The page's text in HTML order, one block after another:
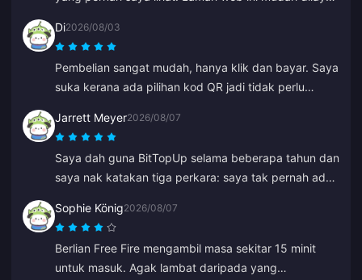
berjalan lancar. Saya pasti akan kembali lagi!
Di2026/08/03
Pembelian sangat mudah, hanya klik dan bayar. Saya
suka kerana ada pilihan kod QR jadi tidak perlu
Jarrett Meyer2026/08/07
Saya dah guna BitTopUp selama beberapa tahun dan
saya nak katakan tiga perkara: saya tak pernah ada
mengatasi semua yang lain yang pernah saya cuba;
dan ia sangat mudah, beberapa klik sahaja dan
semuanya selesai. Ia memudahkan hidup.
Sophie König2026/08/07
Berlian Free Fire mengambil masa sekitar 15 minit
untuk masuk. Agak lambat daripada yang